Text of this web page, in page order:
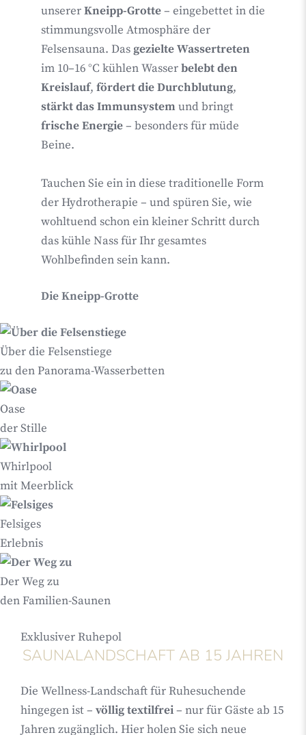
unsererKneipp-Grotte– eingebettet in die
stimmungsvolle Atmosphäre der
Felsensauna. Das gezielte Wassertreten
im 10–16 °C kühlen Wasserbelebt den
Kreislauf, fördert die Durchblutung,
stärkt das Immunsystemund bringt
frische Energie– besonders für müde
Beine.
Tauchen Sie ein in diese traditionelle Form
der Hydrotherapie – und spüren Sie, wie
wohltuend schon ein kleiner Schritt durch
das kühle Nass für Ihr gesamtes
Wohlbefinden sein kann.
Die Kneipp-Grotte
Über die Felsenstiege
zu den Panorama-Wasserbetten
Oase
der Stille
Whirlpool
mit Meerblick
Felsiges
Erlebnis
Der Weg zu
den Familien-Saunen
Exklusiver Ruhepol
SAUNALANDSCHAFT AB 15 JAHREN
Die Wellness-Landschaft für Ruhesuchende
hingegen ist – völlig textilfrei– nur für Gäste ab 15
Jahren zugänglich. Hier holen Sie sich neue